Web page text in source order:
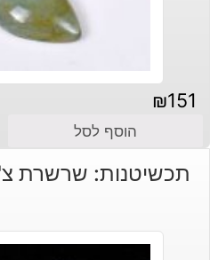
₪151
הוסף לסל
תכשיטנות: שרשרת